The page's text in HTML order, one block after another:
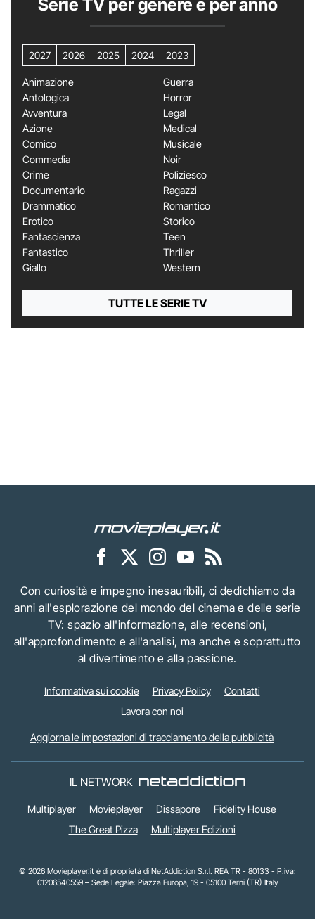
Serie TV per genere e per anno
2027 2026 2025 2024 2023
Animazione
Antologica
Avventura
Azione
Comico
Commedia
Crime
Documentario
Drammatico
Erotico
Fantascienza
Fantastico
Giallo
Guerra
Horror
Legal
Medical
Musicale
Noir
Poliziesco
Ragazzi
Romantico
Storico
Teen
Thriller
Western
TUTTE LE SERIE TV
Con curiosità e impegno inesauribili, ci dedichiamo da
anni all'esplorazione del mondo del cinema e delle serie
TV: spazio all'informazione, alle recensioni,
all'approfondimento e all'analisi, ma anche e soprattutto
al divertimento e alla passione.
Informativa sui cookie Privacy Policy
Contatti
Lavora con noi
Aggiorna le impostazioni di tracciamento della pubblicità
IL NETWORK
Multiplayer Movieplayer Dissapore
Fidelity House
The Great Pizza
Multiplayer Edizioni
© 2026 Movieplayer.it è di proprietà di NetAddiction S.r.l. REA TR - 80133 - P.iva:
01206540559 – Sede Legale: Piazza Europa, 19 - 05100 Terni (TR) Italy